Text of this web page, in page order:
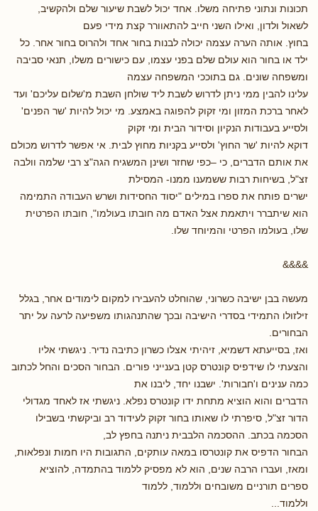
תכונות ונתוני פתיחה משלו. אחד יכול לשבת שיעור שלם ולהקשיב,
לשאול ולדון, ואילו השני חייב להתאוורר קצת מידי פעם
בחוץ. אותה הערה עצמה יכולה לבנות בחור אחד ולהרוס בחור אחר. כל
ילד או בחור הוא עולם שלם בפני עצמו, עם כישורים משלו, תנאי סביבה
ומשפחה שונים. גם בתוככי המשפחה עצמה
עלינו להבין ממי ניתן לדרוש לשבת ליד שולחן השבת מ'שלום עליכם' ועד
לאחר ברכת המזון ומי זקוק להפוגה באמצע. מי יכול להיות 'שר הפנים'
ולסייע בעבודות הנקיון וסידור הבית ומי זקוק
דוקא להיות 'שר החוץ' ולסייע בקניות מחוץ לבית. אי אפשר לדרוש מכולם
את אותם הדברים, כי –כפי שחזר ושינן המשגיח הגה"צ רבי שלמה וולבה
זצ"ל, בשיחות רבות ששמענו ממנו- המסילת
ישרים פותח את ספרו במילים "יסוד החסידות ושרש העבודה התמימה
הוא שיתברר ויתאמת אצל האדם מה חובתו בעולמו", חובתו הפרטית
שלו, בעולמו הפרטי והמיוחד שלו.
&&&&
מעשה בבן ישיבה כשרוני, שהוחלט להעבירו למקום לימודים אחר, בגלל
זילזולו התמידי בסדרי הישיבה ובכך שהתנהגותו משפיעה לרעה על יתר
הבחורים.
ואז, בסייעתא דשמיא, זיהיתי אצלו כשרון כתיבה נדיר. ניגשתי אליו
והצעתי לו שידפיס קונטרס קטן בענייני פורים. הבחור הסכים והחל לכתוב
כמה ענינים ו'חבורות'. ישבנו יחד, ליבנו את
הדברים והוא הוציא מתחת ידו קונטרס נפלא. ניגשתי אז לאחד מגדולי
הדור זצ"ל, סיפרתי לו שאותו בחור זקוק לעידוד רב וביקשתי בשבילו
הסכמה בכתב. ההסכמה הלבבית ניתנה בחפץ לב,
הבחור הדפיס את קונטרסו במאה עותקים, התגובות היו חמות ונפלאות,
ומאז, ועברו הרבה שנים, הוא לא מפסיק ללמוד בהתמדה, להוציא
ספרים תורניים משובחים וללמוד, ללמוד
וללמוד...